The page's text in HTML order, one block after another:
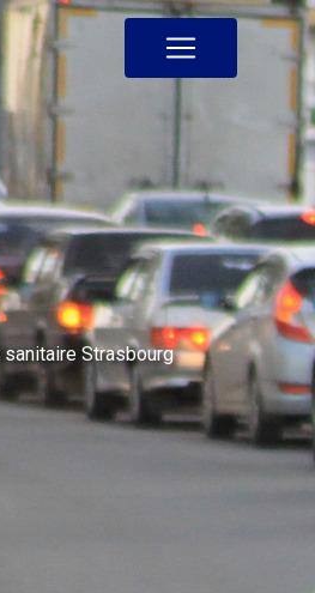
sanitaire Strasbourg